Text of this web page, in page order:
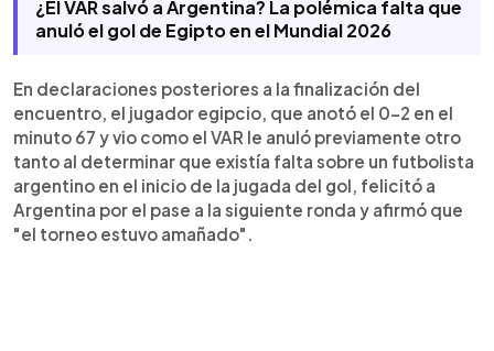
decisiones arbitrales. Además, cuestionó el
horario del partido y dijo que su equipo no recibió
¿El VAR salvó a Argentina? La polémica falta que
anuló el gol de Egipto en el Mundial 2026
En declaraciones posteriores a la finalización del
encuentro, el jugador egipcio, que anotó el 0-2 en el
minuto 67 y vio como el VAR le anuló previamente otro
tanto al determinar que existía falta sobre un futbolista
argentino en el inicio de la jugada del gol, felicitó a
Argentina por el pase a la siguiente ronda y afirmó que
"el torneo estuvo amañado".